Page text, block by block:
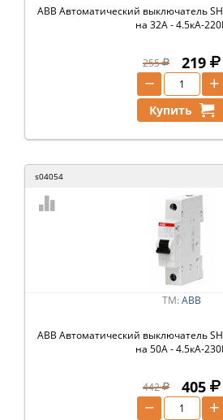
ABB Автоматический выключатель
на 32А - 4.5кА-
255 219
+
−
Купить
s04054
ТМ: ABB
ABB Автоматический выключатель
на 50А - 4.5кА-
442 405
+
−